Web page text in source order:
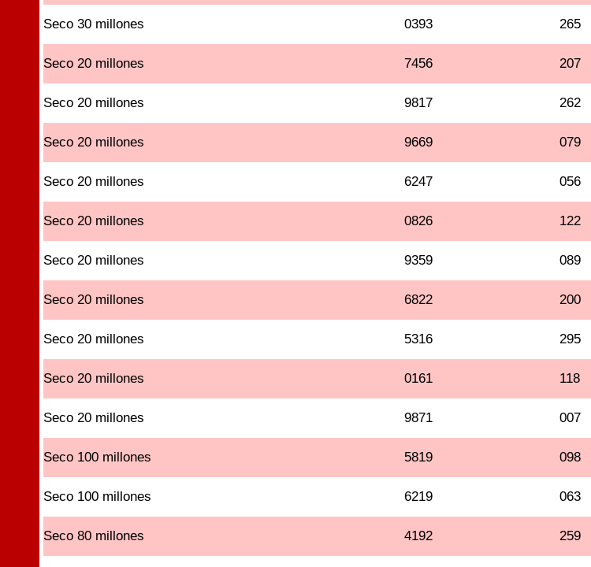
Seco 30 millones 0393 265
Seco 20 millones 7456 207
Seco 20 millones 9817 262
Seco 20 millones 9669 079
Seco 20 millones 6247 056
Seco 20 millones 0826 122
Seco 20 millones 9359 089
Seco 20 millones 6822 200
Seco 20 millones 5316 295
Seco 20 millones 0161 118
Seco 20 millones 9871 007
Seco 100 millones 5819 098
Seco 100 millones 6219 063
Seco 80 millones 4192 259